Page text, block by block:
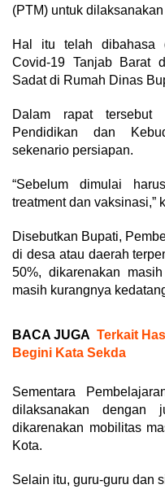
(PTM) untuk
Hal itu telah dibahasa
Covid-19 Tanjab Barat
Sadat di Rumah Dinas
Dalam rapat tersebut
Pendidikan dan
sekenario persiapan.
“Sebelum dimulai
treatment dan vaksinasi,”
Disebutkan Bupati,
di desa atau daerah
50%, dikarenakan
masih kurangnya
BACA JUGA Terkait
Begini Kata Sekda
Sementara
dilaksanakan
dikarenakan mobilitas
Kota.
Selain itu, guru-guru dan